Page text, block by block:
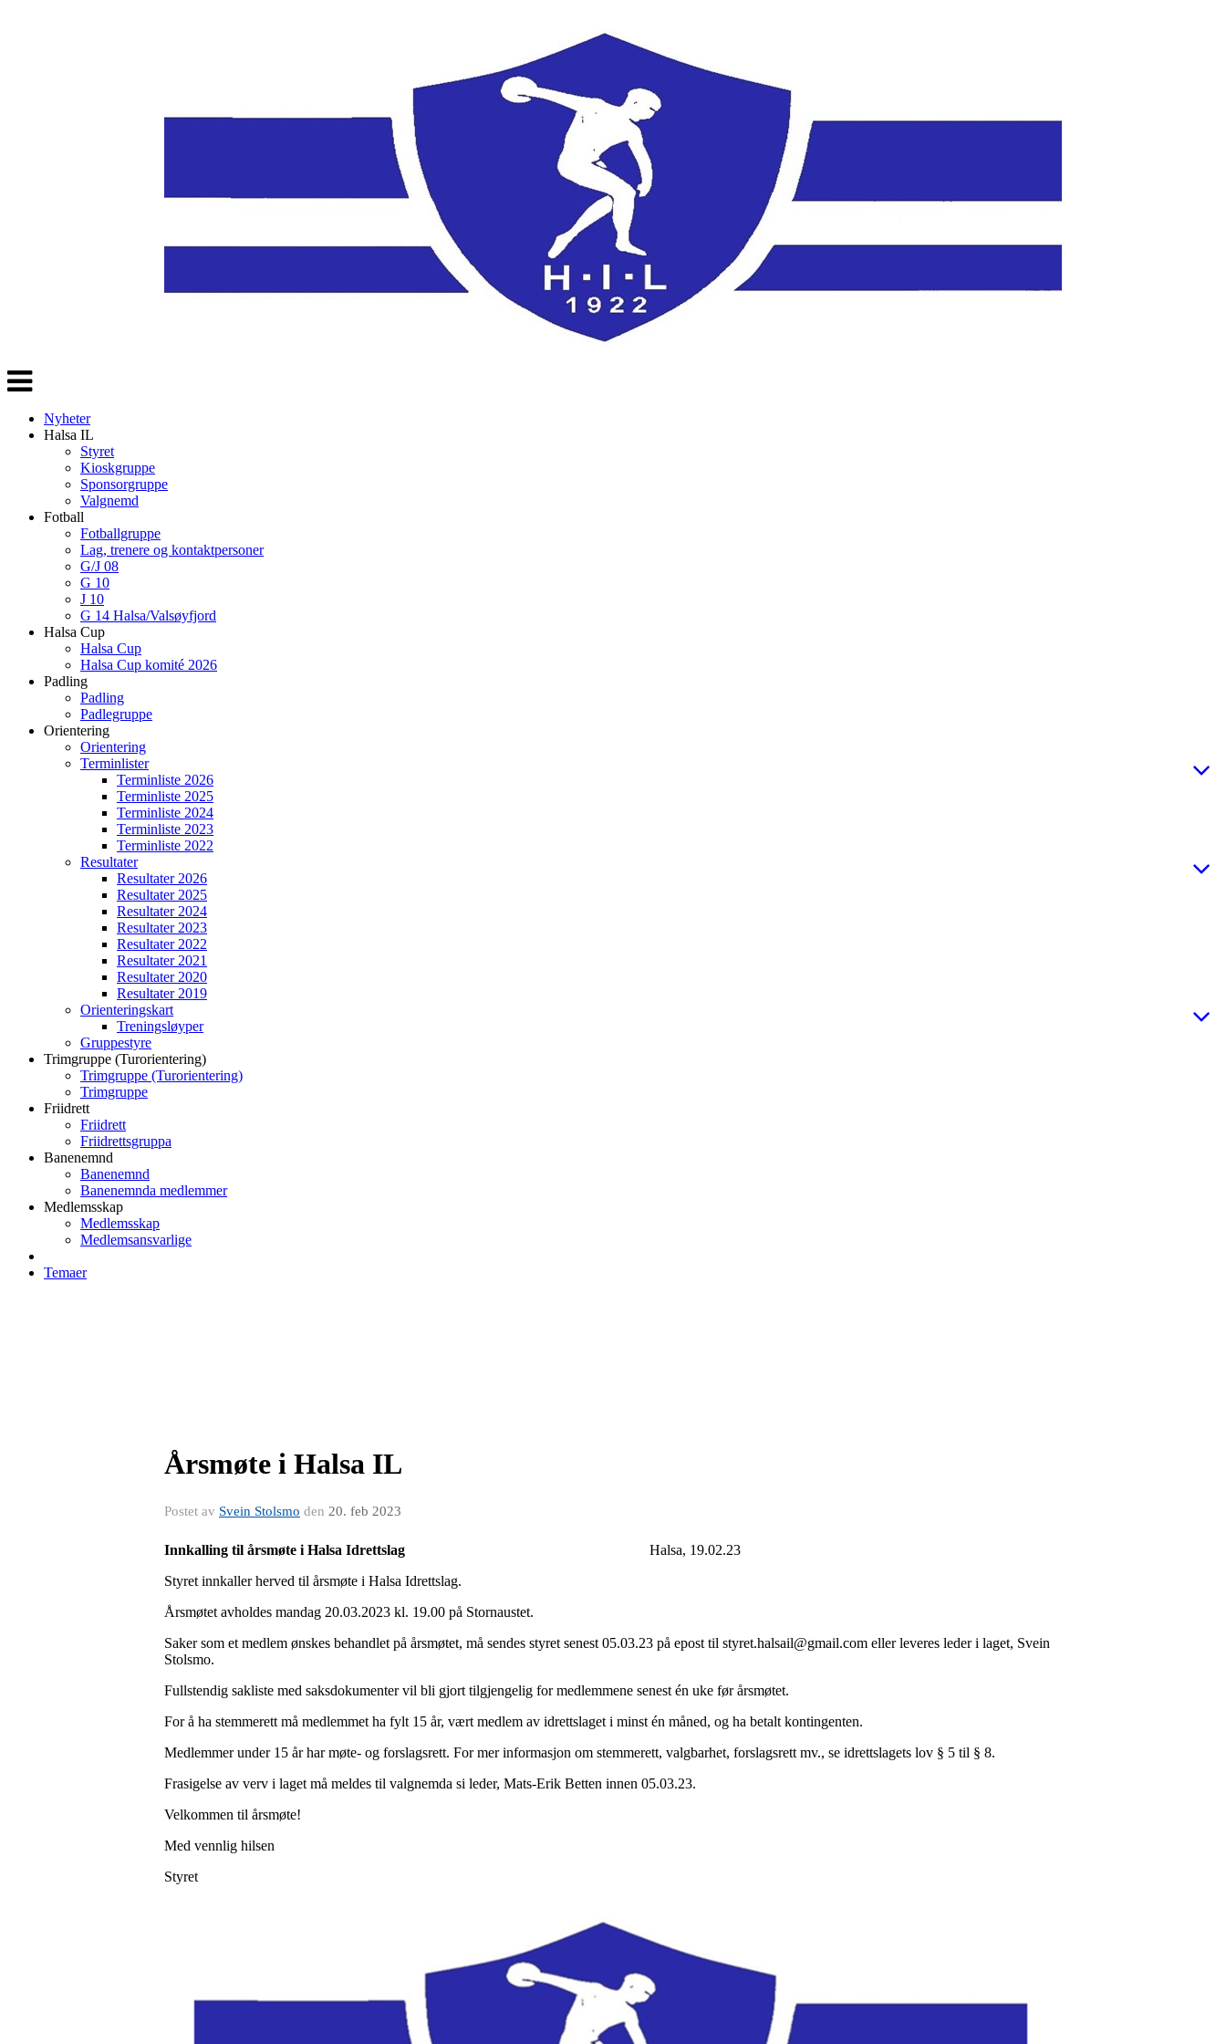
Veksle
navigasjon
Nyheter
Halsa IL
Styret
Kioskgruppe
Sponsorgruppe
Valgnemd
Fotball
Fotballgruppe
Lag, trenere og kontaktpersoner
G/J 08
G 10
J 10
G 14 Halsa/Valsøyfjord
Halsa Cup
Halsa Cup
Halsa Cup komité 2026
Padling
Padling
Padlegruppe
Orientering
Orientering
Terminlister
Terminliste 2026
Terminliste 2025
Terminliste 2024
Terminliste 2023
Terminliste 2022
Resultater
Resultater 2026
Resultater 2025
Resultater 2024
Resultater 2023
Resultater 2022
Resultater 2021
Resultater 2020
Resultater 2019
Orienteringskart
Treningsløyper
Gruppestyre
Trimgruppe (Turorientering)
Trimgruppe (Turorientering)
Trimgruppe
Friidrett
Friidrett
Friidrettsgruppa
Banenemnd
Banenemnd
Banenemnda medlemmer
Medlemsskap
Medlemsskap
Medlemsansvarlige
Temaer
Årsmøte i Halsa IL
Postet av Svein Stolsmo den 20. feb 2023
Innkalling til årsmøte i Halsa Idrettslag Halsa, 19.02.23
Styret innkaller herved til årsmøte i Halsa Idrettslag.
Årsmøtet avholdes mandag 20.03.2023 kl. 19.00 på Stornaustet.
Saker som et medlem ønskes behandlet på årsmøtet, må sendes styret senest 05.03.23 på epost til styret.halsail@gmail.com eller leveres leder i laget, Svein
Stolsmo.
Fullstendig sakliste med saksdokumenter vil bli gjort tilgjengelig for medlemmene senest én uke før årsmøtet.
For å ha stemmerett må medlemmet ha fylt 15 år, vært medlem av idrettslaget i minst én måned, og ha betalt kontingenten.
Medlemmer under 15 år har møte- og forslagsrett. For mer informasjon om stemmerett, valgbarhet, forslagsrett mv., se idrettslagets lov § 5 til § 8.
Frasigelse av verv i laget må meldes til valgnemda si leder, Mats-Erik Betten innen 05.03.23.
Velkommen til årsmøte!
Med vennlig hilsen
Styret